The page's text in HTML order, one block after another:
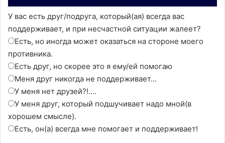
У вас есть друг/подруга, который(ая) всегда вас
поддерживает, и при несчастной ситуации жалеет?
Есть, но иногда может оказаться на стороне моего
противника.
Есть друг, но скорее это я ему/ей помогаю
Меня друг никогда не поддерживает...
У меня нет друзей?!....
У меня друг, который подшучивает надо мной(в
хорошем смысле).
Есть, он(а) всегда мне помогает и поддерживает!